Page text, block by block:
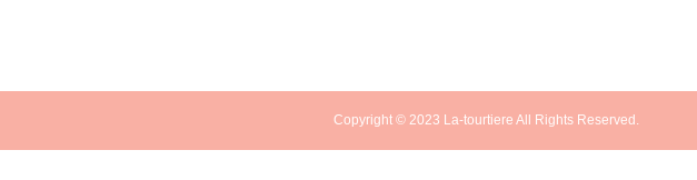
Copyright © 2023 La-tourtiere All Rights Reserved.